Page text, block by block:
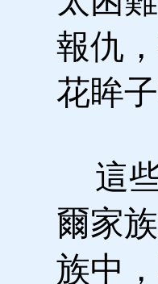
報仇
花眸
這些
爾家
族中